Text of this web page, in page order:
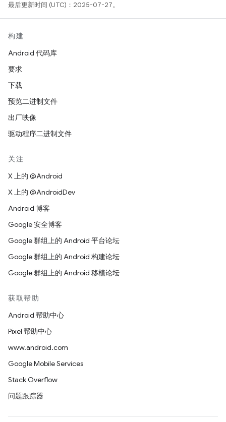
最后更新时间 (UTC)：2025-07-27。
构建
Android 代码库
要求
下载
预览二进制文件
出厂映像
驱动程序二进制文件
关注
X 上的 @Android
X 上的 @AndroidDev
Android 博客
Google 安全博客
Google 群组上的 Android 平台论坛
Google 群组上的 Android 构建论坛
Google 群组上的 Android 移植论坛
获取帮助
Android 帮助中心
Pixel 帮助中心
www.android.com
Google Mobile Services
Stack Overflow
问题跟踪器